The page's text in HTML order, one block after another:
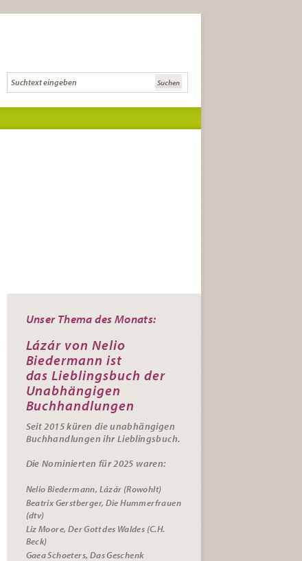
Unser Thema des Monats:
Lázár von Nelio
Biedermann ist
dasLieblingsbuch der
Unabhängigen
Buchhandlungen
Seit 2015 küren die unabhängigen
Buchhandlungen ihr Lieblingsbuch.
Die Nominierten für 2025 waren:
Nelio Biedermann, Lázár (Rowohlt)
Beatrix Gerstberger, Die Hummerfrauen
(dtv)
Liz Moore, Der Gott des Waldes (C.H.
Beck)
Gaea Schoeters, Das Geschenk